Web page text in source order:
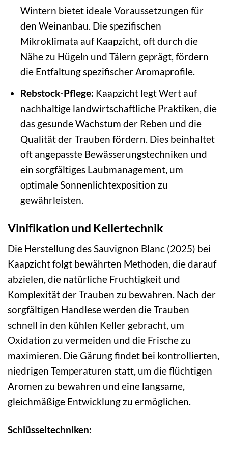
Wintern bietet ideale Voraussetzungen für
den Weinanbau. Die spezifischen
Mikroklimata auf Kaapzicht, oft durch die
Nähe zu Hügeln und Tälern geprägt, fördern
die Entfaltung spezifischer Aromaprofile.
Rebstock-Pflege: Kaapzicht legt Wert auf
nachhaltige landwirtschaftliche Praktiken, die
das gesunde Wachstum der Reben und die
Qualität der Trauben fördern. Dies beinhaltet
oft angepasste Bewässerungstechniken und
ein sorgfältiges Laubmanagement, um
optimale Sonnenlichtexposition zu
gewährleisten.
Vinifikation und Kellertechnik
Die Herstellung des Sauvignon Blanc (2025) bei
Kaapzicht folgt bewährten Methoden, die darauf
abzielen, die natürliche Fruchtigkeit und
Komplexität der Trauben zu bewahren. Nach der
sorgfältigen Handlese werden die Trauben
schnell in den kühlen Keller gebracht, um
Oxidation zu vermeiden und die Frische zu
maximieren. Die Gärung findet bei kontrollierten,
niedrigen Temperaturen statt, um die flüchtigen
Aromen zu bewahren und eine langsame,
gleichmäßige Entwicklung zu ermöglichen.
Schlüsseltechniken: